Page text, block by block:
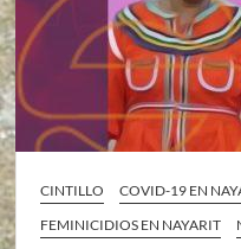
CINTILLO COVID-19 EN
FEMINICIDIOS EN NAYARIT